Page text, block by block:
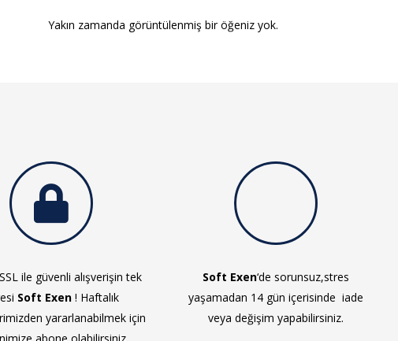
Yakın zamanda görüntülenmiş bir öğeniz yok.
ile güvenli alışverişin tek
Soft Exen ! Haftalık
yararlanabilmek için
Soft Exen‘de sorunsuz,stres
yaşamadan 14 gün içerisinde iade
veya değişim yapabilirsiniz.